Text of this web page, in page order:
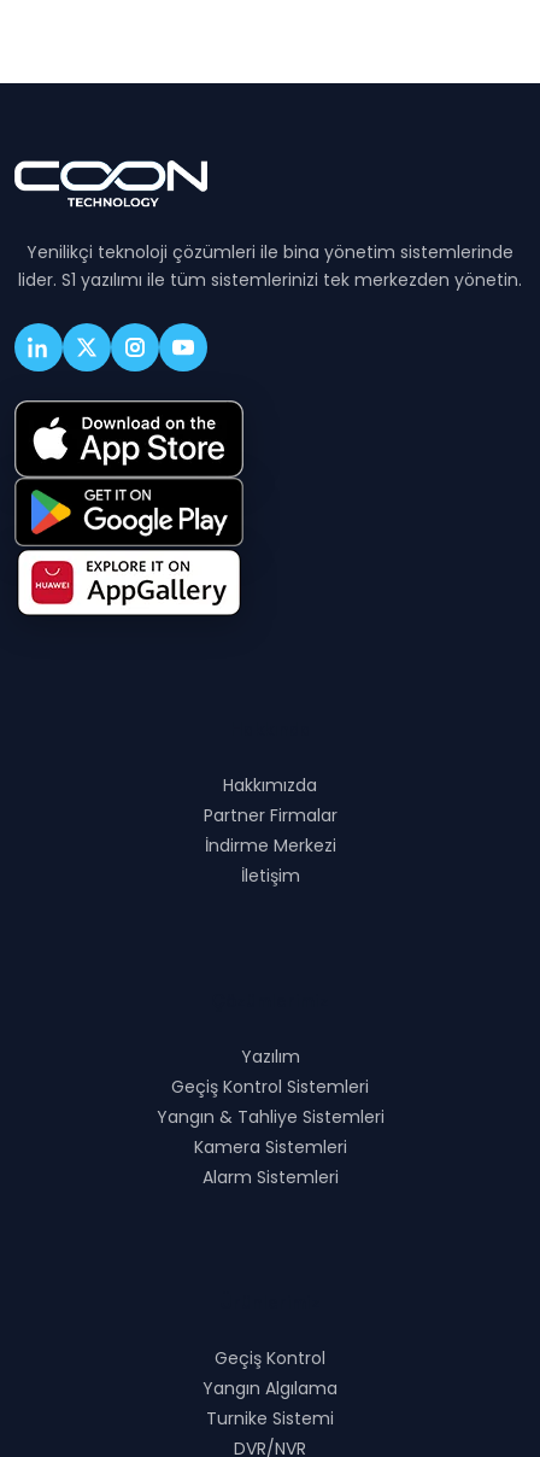
Yenilikçi teknoloji çözümleri ile bina yönetim sistemlerinde
lider. S1 yazılımı ile tüm sistemlerinizi tek merkezden yönetin.
Hakkımızda
Partner Firmalar
İndirme Merkezi
İletişim
Yazılım
Geçiş Kontrol Sistemleri
Yangın & Tahliye Sistemleri
Kamera Sistemleri
Alarm Sistemleri
Geçiş Kontrol
Yangın Algılama
Turnike Sistemi
DVR/NVR